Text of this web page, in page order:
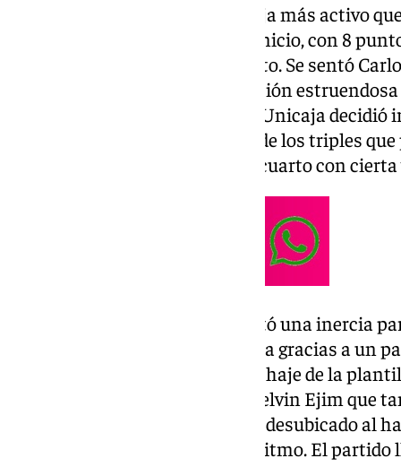
Empezó el partido con el Unicaja más activo
jugador que más destacó en el inicio, con 8
ecuador reajustó Ibon el quinteto. Se sentó
como titular, y se llevó una ovación
respondió a la cita. Tras esto el Unicaja decidió
Osetkowski fueron los autores de los triples
malagueño terminar el primer cuarto con cierta
En el segundo cuarto se presentó una inercia
doce la ventaja sobre el Baskonia gracias a un
debutar a Balcerowski, tercer fichaje de la
había participado junto a un Melvin Ejim que
El polaco se mostraba un tanto desubicado al
verde y morado impusieron su ritmo. El partido